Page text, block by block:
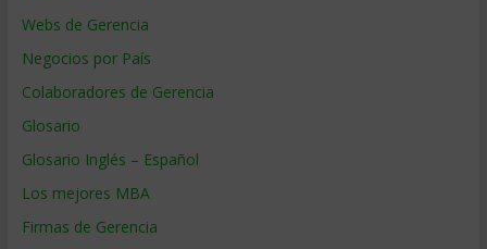
Webs de Gerencia
Negocios por País
Colaboradores de Gerencia
Glosario
Glosario Inglés – Español
Los mejores MBA
Firmas de Gerencia